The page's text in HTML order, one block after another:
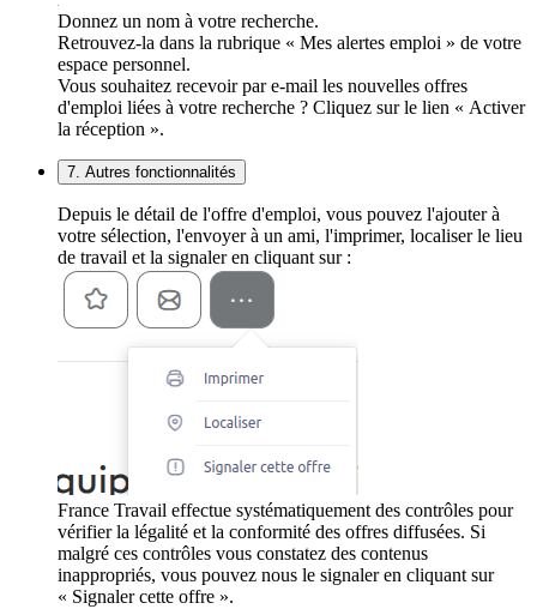
Donnez un nom à votre recherche.
Retrouvez-la dans la rubrique « Mes alertes emploi » de votre
espace personnel.
Vous souhaitez recevoir par e-mail les nouvelles offres
d'emploi liées à votre recherche ? Cliquez sur le lien « Activer
la réception ».
7. Autres fonctionnalités
Depuis le détail de l'offre d'emploi, vous pouvez l'ajouter à
votre sélection, l'envoyer à un ami, l'imprimer, localiser le lieu
de travail et la signaler en cliquant sur :
France Travail effectue systématiquement des contrôles pour
vérifier la légalité et la conformité des offres diffusées. Si
malgré ces contrôles vous constatez des contenus
inappropriés, vous pouvez nous le signaler en cliquant sur
« Signaler cette offre ».